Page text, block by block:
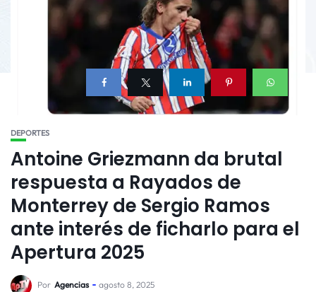
DEPORTES
Antoine Griezmann da brutal
respuesta a Rayados de
Monterrey de Sergio Ramos
ante interés de ficharlo para el
Apertura 2025
Por Agencias agosto 8, 2025